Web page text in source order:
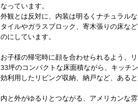
なっています。
外観とは反対に、内装は明るくナチュラルな
タイルやガラスブロック、寄木張りの床な
のにしています。
お子様の帰宅時に顔を合わせられるよう、リ
33坪のコンパクトな床面積ながら、キッチ
効利用したリビング収納、納戸など、ある
内と外がゆるりとつながる、アメリカンな